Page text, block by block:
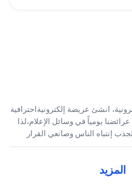
انشئ عريضة إلكترونيةاحترافية
يومياً في وسائل الإعلام،لذا
إنتباه الناس وصانعي القرار
المزيد